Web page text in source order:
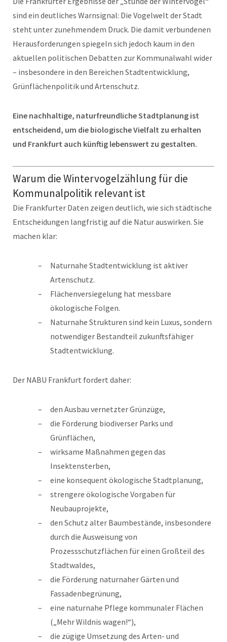
sind ein deutliches Warnsignal: Die Vogelwelt der Stadt
steht unter zunehmendem Druck. Die damit verbundenen
Herausforderungen spiegeln sich jedoch kaum in den
aktuellen politischen Debatten zur Kommunalwahl wider
– insbesondere in den Bereichen Stadtentwicklung,
Grünflächenpolitik und Artenschutz.
Eine nachhaltige, naturfreundliche Stadtplanung ist
entscheidend, um die biologische Vielfalt zu erhalten
und Frankfurt auch künftig lebenswert zu gestalten.
Warum die Wintervogelzählung für die
Kommunalpolitik relevant ist
Die Frankfurter Daten zeigen deutlich, wie sich städtische
Entscheidungen langfristig auf die Natur auswirken. Sie
machen klar:
Naturnahe Stadtentwicklung ist aktiver
Artenschutz.
Flächenversiegelung hat messbare
ökologische Folgen.
Naturnahe Strukturen sind kein Luxus, sondern
notwendiger Bestandteil zukunftsfähiger
Stadtentwicklung.
Der NABU Frankfurt fordert daher:
den Ausbau vernetzter Grünzüge,
die Förderung biodiverser Parks und
Grünflächen,
wirksame Maßnahmen gegen das
Insektensterben,
eine konsequent ökologische Stadtplanung,
strengere ökologische Vorgaben für
Neubauprojekte,
den Schutz alter Baumbestände, insbesondere
durch die Ausweisung von
Prozessschutzflächen für einen Großteil des
Stadtwaldes,
die Förderung naturnaher Gärten und
Fassadenbegrünung,
eine naturnahe Pflege kommunaler Flächen
(„Mehr Wildnis wagen!“),
die zügige Umsetzung des Arten- und